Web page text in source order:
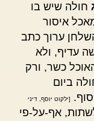
חולה שיש בו
איסור
ערוך כתב
עדיף, ולא
כשר, ורק
ביום
[ילקוט יוסף, דיני
אף-על-פי